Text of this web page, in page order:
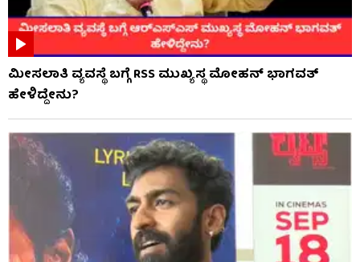
ಮೀಸಲಾತಿ ವ್ಯವಸ್ಥೆ ಬಗ್ಗೆ RSS​ ಮುಖ್ಯಸ್ಥ ಮೋಹನ್ ಭಾಗವತ್
ಹೇಳಿದ್ದೇನು?